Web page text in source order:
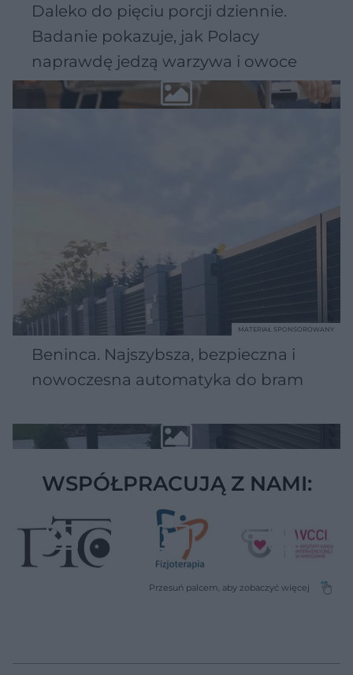
Daleko do pięciu porcji dziennie.
Badanie pokazuje, jak Polacy
naprawdę jedzą warzywa i owoce
Beninca. Najszybsza, bezpieczna i
nowoczesna automatyka do bram
MATERIAŁ SPONSOROWANY
WSPÓŁPRACUJĄ Z NAMI: